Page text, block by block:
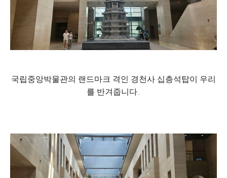
국립중앙박물관의 랜드마크 격인 경천사 십층석탑이 우리
를 반겨줍니다..